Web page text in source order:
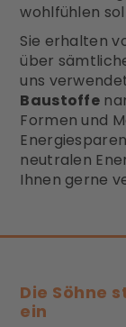
wohlfühlen
Sie erhalten
über
uns
Baustoffe
Formen und
neutralen
Ihnen gerne
Die Söhne
ein